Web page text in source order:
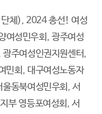
단체), 2024 총선! 여성
여성민우회, 광주여성
주여성인권지원센터,
민회, 대구여성노동자
동북여성민우회, 서
부 영등포여성회, 서